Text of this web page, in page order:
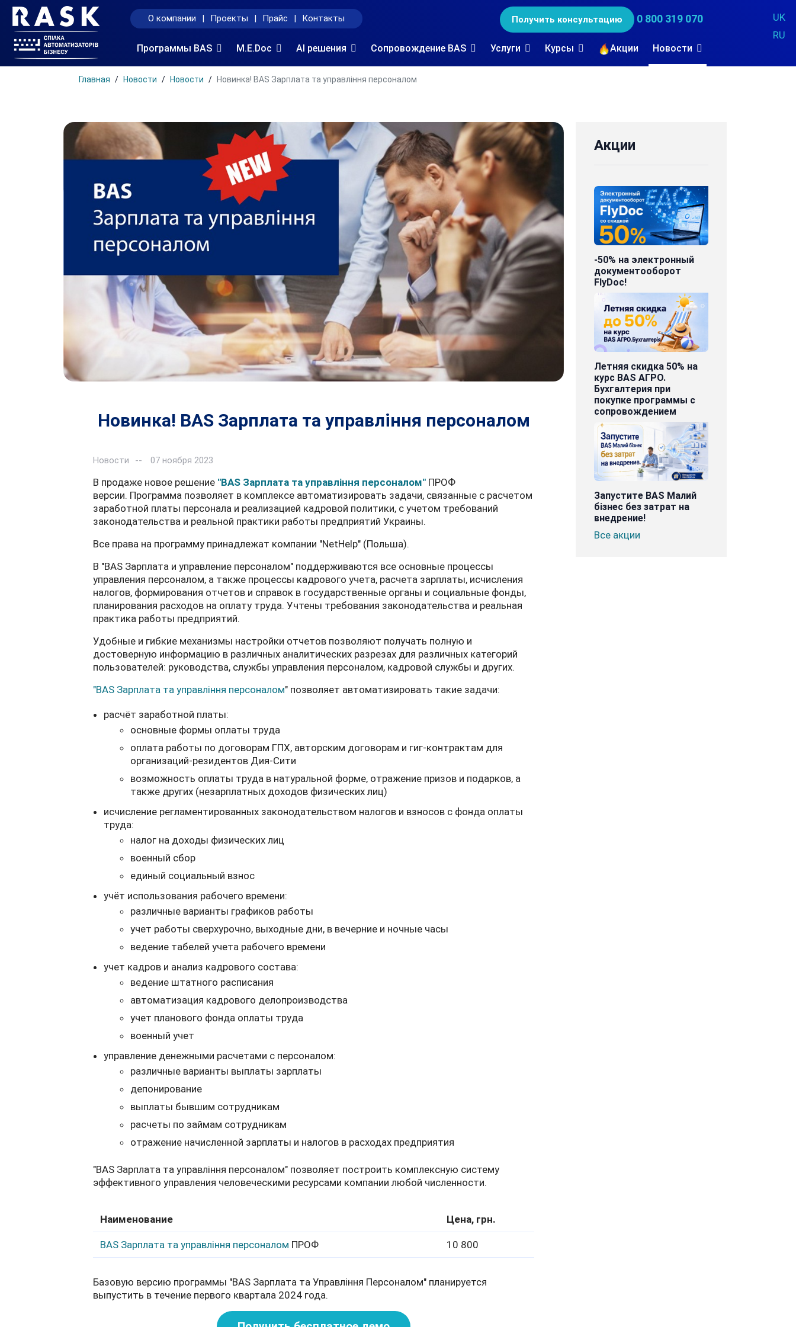
О компании | Проекты | Прайс | Контакты Получить консультацию 0 800 319 070
UK
RU
Программы BAS M.E.Doc AI решения Сопровождение BAS Услуги Курсы Акции Новости
Главная Новости Новости Новинка! BAS Зарплата та управління персоналом
Новинка! BAS Зарплата та управління персоналом
Новости 07 ноября 2023
В продаже новое решение "BAS Зарплата та управління персоналом" ПРОФ
версии. Программа позволяет в комплексе автоматизировать задачи, связанные с расчетом
заработной платы персонала и реализацией кадровой политики, с учетом требований
законодательства и реальной практики работы предприятий Украины.
Все права на программу принадлежат компании "NetHelp" (Польша).
В "BAS Зарплата и управление персоналом" поддерживаются все основные процессы
управления персоналом, а также процессы кадрового учета, расчета зарплаты, исчисления
налогов, формирования отчетов и справок в государственные органы и социальные фонды,
планирования расходов на оплату труда. Учтены требования законодательства и реальная
практика работы предприятий.
Удобные и гибкие механизмы настройки отчетов позволяют получать полную и
достоверную информацию в различных аналитических разрезах для различных категорий
пользователей: руководства, службы управления персоналом, кадровой службы и других.
"BAS Зарплата та управління персоналом" позволяет автоматизировать такие задачи:
расчёт заработной платы:
основные формы оплаты труда
оплата работы по договорам ГПХ, авторским договорам и гиг-контрактам для
организаций-резидентов Дия-Сити
возможность оплаты труда в натуральной форме, отражение призов и подарков, а
также других (незарплатных доходов физических лиц)
исчисление регламентированных законодательством налогов и взносов с фонда оплаты
труда:
налог на доходы физических лиц
военный сбор
единый социальный взнос
учёт использования рабочего времени:
различные варианты графиков работы
учет работы сверхурочно, выходные дни, в вечерние и ночные часы
ведение табелей учета рабочего времени
учет кадров и анализ кадрового состава:
ведение штатного расписания
автоматизация кадрового делопроизводства
учет планового фонда оплаты труда
военный учет
управление денежными расчетами с персоналом:
различные варианты выплаты зарплаты
депонирование
выплаты бывшим сотрудникам
расчеты по займам сотрудникам
отражение начисленной зарплаты и налогов в расходах предприятия
"BAS Зарплата та управління персоналом" позволяет построить комплексную систему
эффективного управления человеческими ресурсами компании любой численности.
Наименование Цена, грн.
BAS Зарплата та управління персоналом ПРОФ 10 800
Базовую версию программы "BAS Зарплата та Управління Персоналом" планируется
выпустить в течение первого квартала 2024 года.
Акции
-50% на электронный
документооборот
FlyDoc!
Летняя скидка 50% на
курс BAS АГРО.
Бухгалтерия при
покупке программы с
сопровождением
Запустите BAS Малий
бізнес без затрат на
внедрение!
Все акции